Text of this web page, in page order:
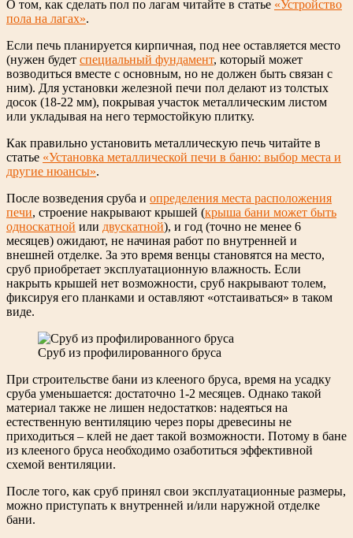
О том, как сделать пол по лагам читайте в статье «Устройство
пола на лагах».
Если печь планируется кирпичная, под нее оставляется место
(нужен будет специальный фундамент, который может
возводиться вместе с основным, но не должен быть связан с
ним). Для установки железной печи пол делают из толстых
досок (18-22 мм), покрывая участок металлическим листом
или укладывая на него термостойкую плитку.
Как правильно установить металлическую печь читайте в
статье «Установка металлической печи в баню: выбор места и
другие нюансы».
После возведения сруба и определения места расположения
печи, строение накрывают крышей (крыша бани может быть
односкатной или двускатной), и год (точно не менее 6
месяцев) ожидают, не начиная работ по внутренней и
внешней отделке. За это время венцы становятся на место,
сруб приобретает эксплуатационную влажность. Если
накрыть крышей нет возможности, сруб накрывают толем,
фиксируя его планками и оставляют «отстаиваться» в таком
виде.
Сруб из профилированного бруса
При строительстве бани из клееного бруса, время на усадку
сруба уменьшается: достаточно 1-2 месяцев. Однако такой
материал также не лишен недостатков: надеяться на
естественную вентиляцию через поры древесины не
приходиться – клей не дает такой возможности. Потому в бане
из клееного бруса необходимо озаботиться эффективной
схемой вентиляции.
После того, как сруб принял свои эксплуатационные размеры,
можно приступать к внутренней и/или наружной отделке
бани.